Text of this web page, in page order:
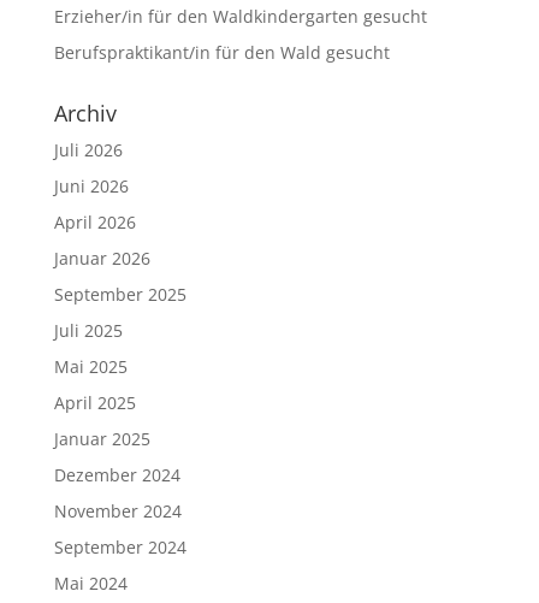
Erzieher/in für den Waldkindergarten gesucht
Berufspraktikant/in für den Wald gesucht
Archiv
Juli 2026
Juni 2026
April 2026
Januar 2026
September 2025
Juli 2025
Mai 2025
April 2025
Januar 2025
Dezember 2024
November 2024
September 2024
Mai 2024